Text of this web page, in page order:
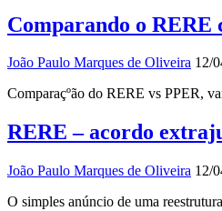
Comparando o RERE
João Paulo Marques de Oliveira 12/
Comparaçºão do RERE vs PPER,
RERE – acordo
João Paulo Marques de Oliveira 12/
O simples anúncio de uma